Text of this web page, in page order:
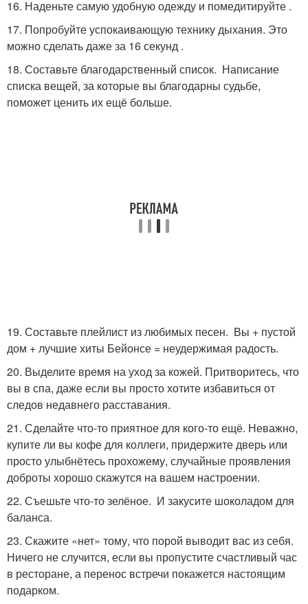
16. Наденьте самую удобную одежду и помедитируйте .
17. Попробуйте успокаивающую технику дыхания. Это
можно сделать даже за 16 секунд .
18. Составьте благодарственный список. Написание
списка вещей, за которые вы благодарны судьбе,
поможет ценить их ещё больше.
19. Составьте плейлист из любимых песен. Вы + пустой
дом + лучшие хиты Бейонсе = неудержимая радость.
20. Выделите время на уход за кожей. Притворитесь, что
вы в спа, даже если вы просто хотите избавиться от
следов недавнего расставания.
21. Сделайте что-то приятное для кого-то ещё. Неважно,
купите ли вы кофе для коллеги, придержите дверь или
просто улыбнётесь прохожему, случайные проявления
доброты хорошо скажутся на вашем настроении.
22. Съешьте что-то зелёное. И закусите шоколадом для
баланса.
23. Скажите «нет» тому, что порой выводит вас из себя.
Ничего не случится, если вы пропустите счастливый час
в ресторане, а перенос встречи покажется настоящим
подарком.